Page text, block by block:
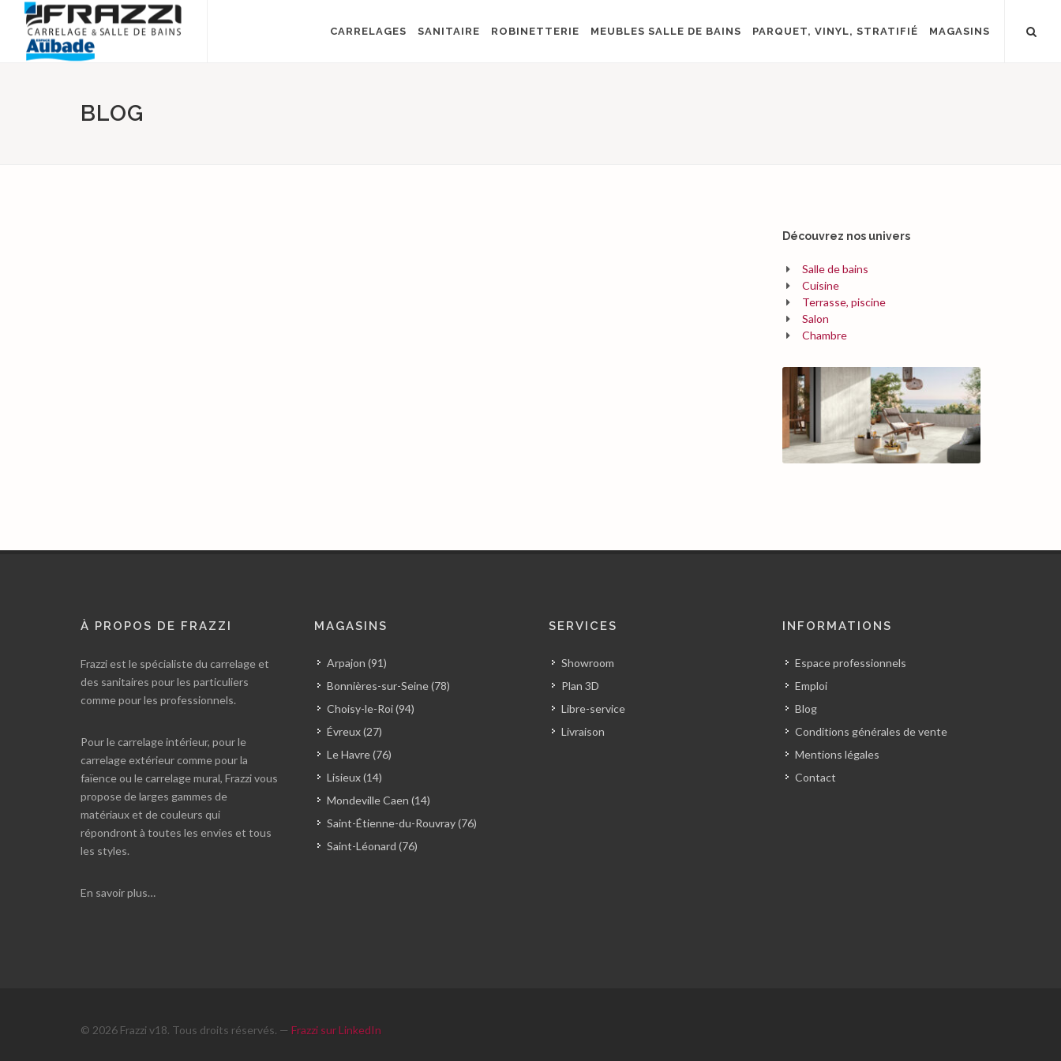
CARRELAGES SANITAIRE ROBINETTERIE MEUBLES SALLE DE BAINS PARQUET, VINYL, STRATIFIÉ MAGASINS
BLOG
Découvrez nos univers
Salle de bains
Cuisine
Terrasse, piscine
Salon
Chambre
À PROPOS DE FRAZZI
Frazzi est le spécialiste du carrelage et
des sanitaires pour les particuliers
comme pour les professionnels.
Pour le carrelage intérieur, pour le
carrelage extérieur comme pour la
faïence ou le carrelage mural, Frazzi vous
propose de larges gammes de
matériaux et de couleurs qui
répondront à toutes les envies et tous
les styles.
En savoir plus…
MAGASINS
Arpajon (91)
Bonnières-sur-Seine (78)
Choisy-le-Roi (94)
Évreux (27)
Le Havre (76)
Lisieux (14)
Mondeville Caen (14)
Saint-Étienne-du-Rouvray (76)
Saint-Léonard (76)
SERVICES
Showroom
Plan 3D
Libre-service
Livraison
INFORMATIONS
Espace professionnels
Emploi
Blog
Conditions générales de vente
Mentions légales
Contact
© 2026 Frazzi v18. Tous droits réservés. — Frazzi sur LinkedIn